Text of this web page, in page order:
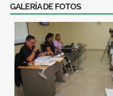
GALERÍA DE FOTOS